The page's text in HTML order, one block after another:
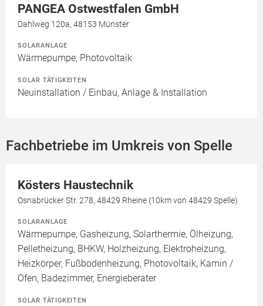
PANGEA Ostwestfalen GmbH
Dahlweg 120a, 48153 Münster
SOLARANLAGE
Wärmepumpe, Photovoltaik
SOLAR TÄTIGKEITEN
Neuinstallation / Einbau, Anlage & Installation
Fachbetriebe im Umkreis von Spelle
Kösters Haustechnik
Osnabrücker Str. 278, 48429 Rheine (10km von 48429 Spelle)
SOLARANLAGE
Wärmepumpe, Gasheizung, Solarthermie, Ölheizung,
Pelletheizung, BHKW, Holzheizung, Elektroheizung,
Heizkörper, Fußbodenheizung, Photovoltaik, Kamin /
Ofen, Badezimmer, Energieberater
SOLAR TÄTIGKEITEN